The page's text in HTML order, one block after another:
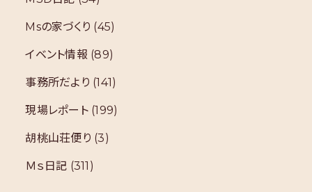
Msの家づくり (45)
イベント情報 (89)
事務所だより (141)
現場レポート(199)
胡桃山荘便り (3)
Ｍｓ日記 (311)